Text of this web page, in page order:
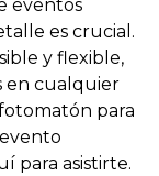
eventos
es crucial.
y flexible,
en cualquier
para
para asistirte.